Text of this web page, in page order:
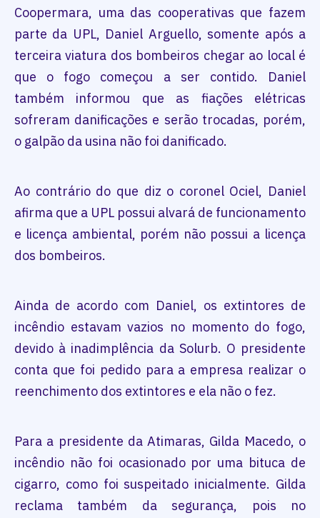
Coopermara, uma das cooperativas que fazem
parte da UPL, Daniel Arguello, somente após a
terceira viatura dos bombeiros chegar ao local é
que o fogo começou a ser contido. Daniel
também informou que as fiações elétricas
sofreram danificações e serão trocadas, porém,
o galpão da usina não foi danificado.
Ao contrário do que diz o coronel Ociel, Daniel
afirma que a UPL possui alvará de funcionamento
e licença ambiental, porém não possui a licença
dos bombeiros.
Ainda de acordo com Daniel, os extintores de
incêndio estavam vazios no momento do fogo,
devido à inadimplência da Solurb. O presidente
conta que foi pedido para a empresa realizar o
reenchimento dos extintores e ela não o fez.
Para a presidente da Atimaras, Gilda Macedo, o
incêndio não foi ocasionado por uma bituca de
cigarro, como foi suspeitado inicialmente. Gilda
reclama também da segurança, pois no